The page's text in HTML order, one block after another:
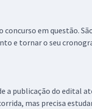
concurso em questão.
e tornar o seu
a publicação do edital
mas precisa